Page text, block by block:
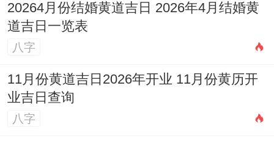
区域没有杂物同障碍物！与此同时要准备好
必要的工具同材料,为了在吉时到来时能够顺
还需要准备部分标记性的物品,如红绸、香
烛、祭品等 用于举行容易的动土仪式...这些
20264月份结婚黄道吉日 2026年4月结婚黄
道吉日一览表
八字
11月份黄道吉日2026年开业 11月份黄历开
业吉日查询
八字